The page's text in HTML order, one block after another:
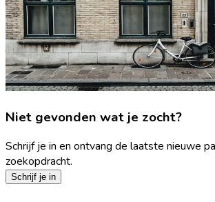
Niet gevonden wat je zocht?
Schrijf je in en ontvang de laatste nieuwe
zoekopdracht.
Schrijf je in